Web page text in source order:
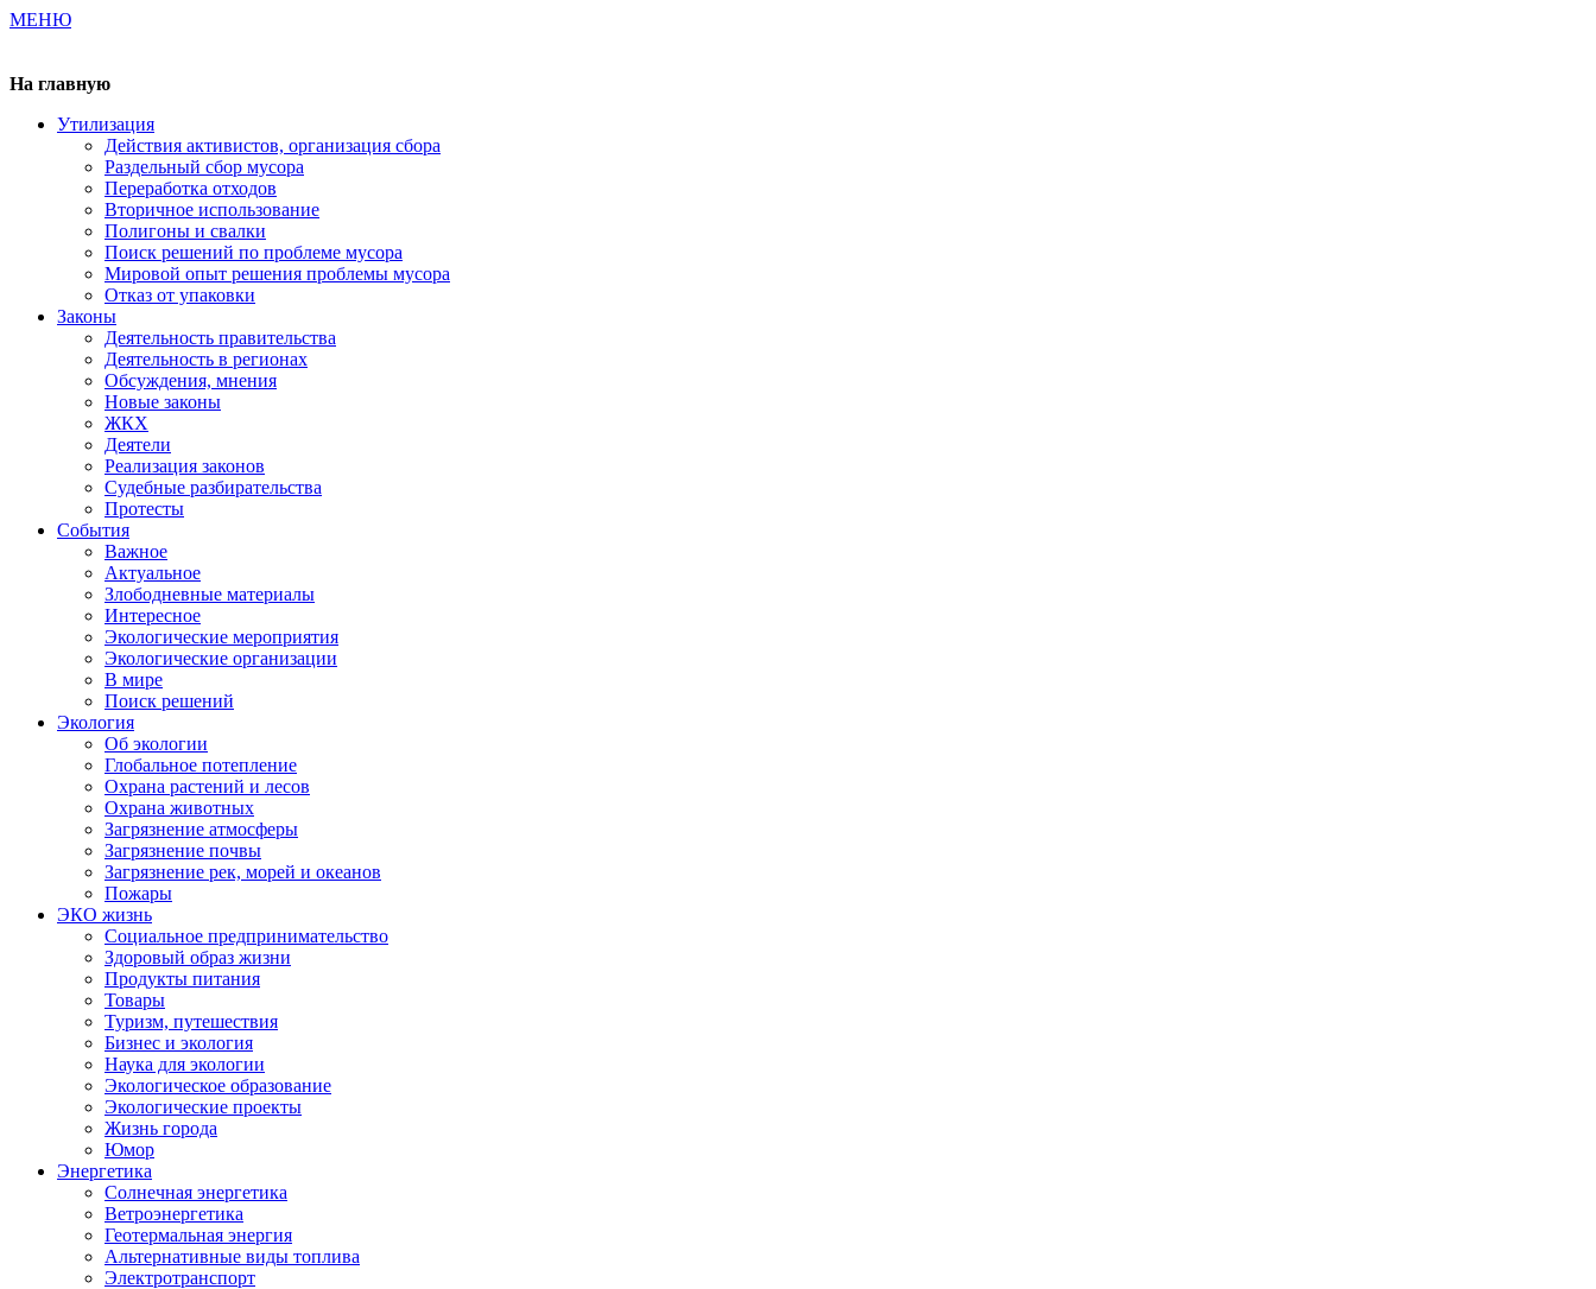
МЕНЮ
На главную
Утилизация
Действия активистов, организация сбора
Раздельный сбор мусора
Переработка отходов
Вторичное использование
Полигоны и свалки
Поиск решений по проблеме мусора
Мировой опыт решения проблемы мусора
Отказ от упаковки
Законы
Деятельность правительства
Деятельность в регионах
Обсуждения, мнения
Новые законы
ЖКХ
Деятели
Реализация законов
Судебные разбирательства
Протесты
События
Важное
Актуальное
Злободневные материалы
Интересное
Экологические мероприятия
Экологические организации
В мире
Поиск решений
Экология
Об экологии
Глобальное потепление
Охрана растений и лесов
Охрана животных
Загрязнение атмосферы
Загрязнение почвы
Загрязнение рек, морей и океанов
Пожары
ЭКО жизнь
Социальное предпринимательство
Здоровый образ жизни
Продукты питания
Товары
Туризм, путешествия
Бизнес и экология
Наука для экологии
Экологическое образование
Экологические проекты
Жизнь города
Юмор
Энергетика
Солнечная энергетика
Ветроэнергетика
Геотермальная энергия
Альтернативные виды топлива
Электротранспорт